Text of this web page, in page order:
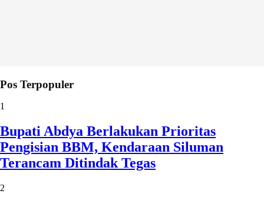
Pos Terpopuler
1
Bupati Abdya Berlakukan Prioritas
Pengisian BBM, Kendaraan Siluman
Terancam Ditindak Tegas
2